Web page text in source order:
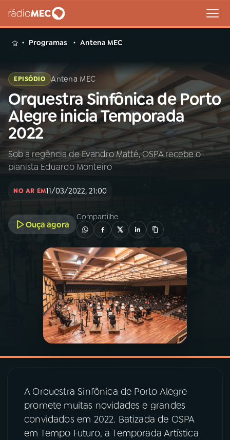
MENU
Buscar
na
Rádio
MEC
Buscar
Início AO VIVO
INÍCIO
A RÁDIO
PROGRAMAÇÃO
PROGRAMAS
PODCASTS
06VIDEOCASTS
07ÚLTIMAS
08PRÊMIO RÁDIO MEC
Programas Antena MEC
EPISÓDIO Antena MEC
Orquestra Sinfônica de Porto
Alegre inicia Temporada
2022
Sob a regência de Evandro Matté, OSPA recebe o
pianista Eduardo Monteiro
NO AR EM11/03/2022, 21:00
Ouça agora
Compartilhe
A Orquestra Sinfônica de Porto Alegre
promete muitas novidades e grandes
convidados em 2022. Batizada de OSPA
em Tempo Futuro, a Temporada Artística